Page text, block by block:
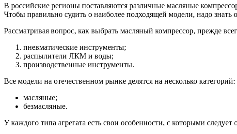
В российские регионы поставляются различные масляные
Чтобы правильно судить о наиболее подходящей модели, надо знать
Рассматривая вопрос, как выбрать масляный компрессор, прежде
пневматические инструменты;
распылители ЛКМ и воды;
производственные инструменты.
Все модели на отечественном рынке делятся на несколько категорий:
масляные;
безмасляные.
У каждого типа агрегата есть свои особенности, с которыми следует